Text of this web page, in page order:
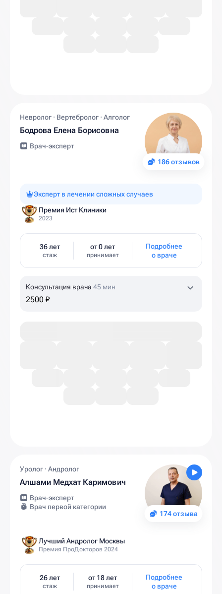
186 отзывов
Невролог · Вертебролог · Алголог
Бодрова Елена Борисовна
Врач-эксперт
Эксперт в лечении сложных случаев
Премия Ист Клиники
2023
36 лет
стаж
от 0 лет
принимает
Подробнее
о враче
Консультация врача 45 мин
2500 ₽
174 отзыва
Уролог · Андролог
Алшами Медхат Каримович
Врач-эксперт
Врач первой категории
Лучший Андролог Москвы
Премия ПроДокторов 2024
26 лет
стаж
от 18 лет
принимает
Подробнее
о враче